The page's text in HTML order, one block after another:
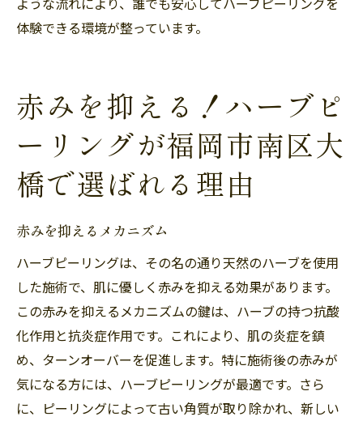
体験できる環境が整っています。
赤みを抑える！ハーブピ
ーリングが福岡市南区大
橋で選ばれる理由
赤みを抑えるメカニズム
ハーブピーリングは、その名の通り天然のハーブを使用
した施術で、肌に優しく赤みを抑える効果があります。
この赤みを抑えるメカニズムの鍵は、ハーブの持つ抗酸
化作用と抗炎症作用です。これにより、肌の炎症を鎮
め、ターンオーバーを促進します。特に施術後の赤みが
気になる方には、ハーブピーリングが最適です。さら
に、ピーリングによって古い角質が取り除かれ、新しい